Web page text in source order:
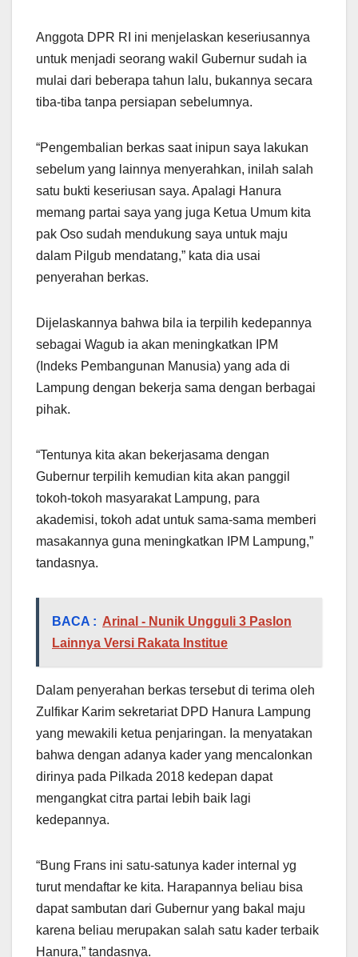
Anggota DPR RI ini menjelaskan keseriusannya
untuk menjadi seorang wakil Gubernur sudah ia
mulai dari beberapa tahun lalu, bukannya secara
tiba-tiba tanpa persiapan sebelumnya.
“Pengembalian berkas saat inipun saya lakukan
sebelum yang lainnya menyerahkan, inilah salah
satu bukti keseriusan saya. Apalagi Hanura
memang partai saya yang juga Ketua Umum kita
pak Oso sudah mendukung saya untuk maju
dalam Pilgub mendatang,” kata dia usai
penyerahan berkas.
Dijelaskannya bahwa bila ia terpilih kedepannya
sebagai Wagub ia akan meningkatkan IPM
(Indeks Pembangunan Manusia) yang ada di
Lampung dengan bekerja sama dengan berbagai
pihak.
“Tentunya kita akan bekerjasama dengan
Gubernur terpilih kemudian kita akan panggil
tokoh-tokoh masyarakat Lampung, para
akademisi, tokoh adat untuk sama-sama memberi
masakannya guna meningkatkan IPM Lampung,”
tandasnya.
BACA : Arinal - Nunik Ungguli 3 Paslon
Lainnya Versi Rakata Institue
Dalam penyerahan berkas tersebut di terima oleh
Zulfikar Karim sekretariat DPD Hanura Lampung
yang mewakili ketua penjaringan. Ia menyatakan
bahwa dengan adanya kader yang mencalonkan
dirinya pada Pilkada 2018 kedepan dapat
mengangkat citra partai lebih baik lagi
kedepannya.
“Bung Frans ini satu-satunya kader internal yg
turut mendaftar ke kita. Harapannya beliau bisa
dapat sambutan dari Gubernur yang bakal maju
karena beliau merupakan salah satu kader terbaik
Hanura,” tandasnya.